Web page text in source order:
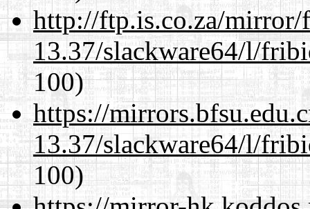
http://ftp.is.co.za/mirror/
13.37/slackware64/l/
100)
https://
13.37/slackware64/l/
100)